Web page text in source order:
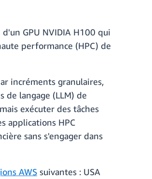
GPU NVIDIA H100 qui
performance (HPC) de
incréments granulaires,
langage (LLM) de
exécuter des tâches
applications HPC
sans s'engager dans
AWS suivantes : USA